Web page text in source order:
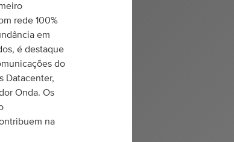
rede 100%
em
é destaque
do
Datacenter,
Onda. Os
na